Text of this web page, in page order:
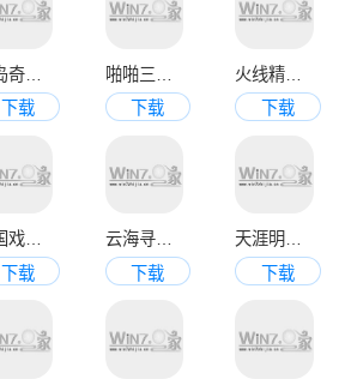
海岛奇兵九游官方版
下载
下载
下载
三国戏魏传
下载
云海寻仙记
下载
下载